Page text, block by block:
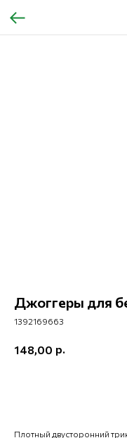
Джоггеры для
1392169663
148,00 р.
Плотный двусторонний